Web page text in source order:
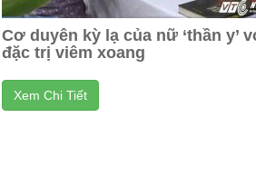
Cơ duyên kỳ lạ của nữ ‘thần y’
đặc trị viêm xoang
Xem Chi Tiết